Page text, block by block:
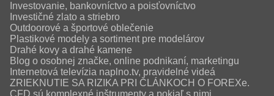
Investovanie, bankovníctvo a poisťovníctvo
Investičné zlato a striebro
Outdoorové a športové oblečenie
Plastikové modely a sortiment pre modelárov
Drahé kovy a drahé kamene
Blog o osobnej značke, online podnikaní, marketingu
Internetová televízia naplno.tv, pravidelné videá
ZRIEKNUTIE SA RIZIKA PRI ČLÁNKOCH O FOREXe.
CFD sú komplexné inštrumenty a pokiaľ s nimi